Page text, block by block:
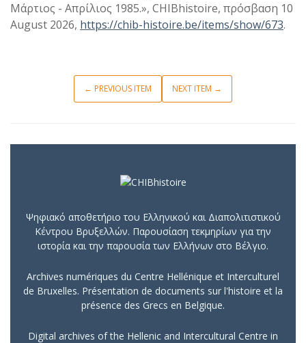
Μάρτιος - Απρίλιος 1985.», CHIBhistoire, πρόσβαση 10
August 2026, https://chib-histoire.be/items/show/673.
← PREVIOUS ITEM NEXT ITEM →
Ψηφιακό αποθετήριο του Ελληνικού και Διαπολιτιστικού
Κέντρου Βρυξελλών. Παρουσίαση τεκμηρίων για την
ιστορία και την παρουσία των Ελλήνων στο Βέλγιο.
Archives numériques du Centre Hellénique et Interculturel
de Bruxelles. Présentation de documents sur l'histoire et la
présence des Grecs en Belgique.
Digital archives of the Hellenic and Intercultural Centre in